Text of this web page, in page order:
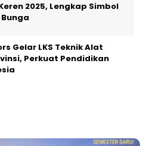
2025, Lengkap Simbol
Gelar LKS Teknik Alat
Perkuat Pendidikan